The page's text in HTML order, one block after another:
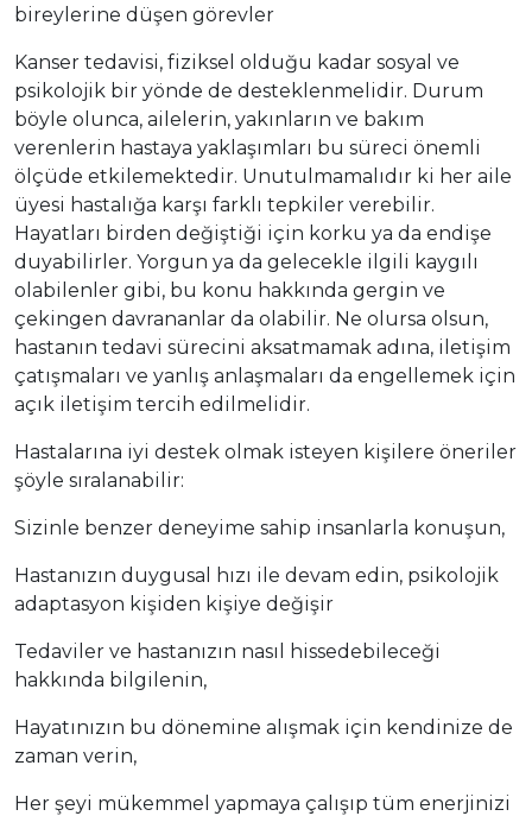
bireylerine düşen görevler
Kanser tedavisi, fiziksel olduğu kadar sosyal ve
psikolojik bir yönde de desteklenmelidir. Durum
böyle olunca, ailelerin, yakınların ve bakım
verenlerin hastaya yaklaşımları bu süreci önemli
ölçüde etkilemektedir. Unutulmamalıdır ki her aile
üyesi hastalığa karşı farklı tepkiler verebilir.
Hayatları birden değiştiği için korku ya da endişe
duyabilirler. Yorgun ya da gelecekle ilgili kaygılı
olabilenler gibi, bu konu hakkında gergin ve
çekingen davrananlar da olabilir. Ne olursa olsun,
hastanın tedavi sürecini aksatmamak adına, iletişim
çatışmaları ve yanlış anlaşmaları da engellemek için
açık iletişim tercih edilmelidir.
Hastalarına iyi destek olmak isteyen kişilere öneriler
şöyle sıralanabilir:
Sizinle benzer deneyime sahip insanlarla konuşun,
Hastanızın duygusal hızı ile devam edin, psikolojik
adaptasyon kişiden kişiye değişir
Tedaviler ve hastanızın nasıl hissedebileceği
hakkında bilgilenin,
Hayatınızın bu dönemine alışmak için kendinize de
zaman verin,
Her şeyi mükemmel yapmaya çalışıp tüm enerjinizi